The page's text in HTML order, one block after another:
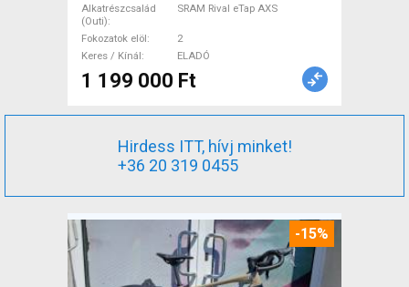
ELADÓ
Alkatrészcsalád
(Outi)
SRAM Rival eTap AXS
Fokozatok elöl
2
Keres / Kínál
ELADÓ
1 199 000 Ft
Hirdess ITT, hívj minket!
+36 20 319 0455
-15%